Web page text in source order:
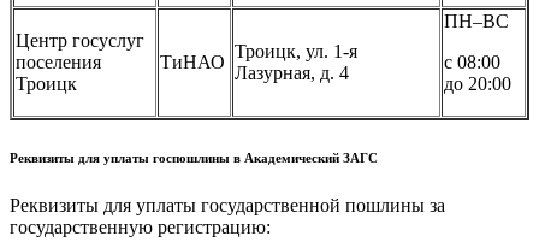
Центр госуслуг
поселения
Троицк
ТиНАО
Троицк, ул. 1-я
Лазурная, д. 4
ПН–ВС
с 08:00
до 20:00
Реквизиты для уплаты госпошлины в Академический ЗАГС
Реквизиты для уплаты государственной пошлины за
государственную регистрацию: